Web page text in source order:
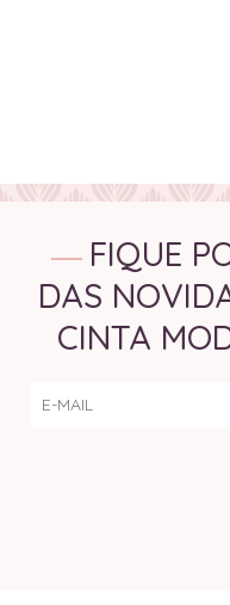
FIQUE
DAS
CINTA